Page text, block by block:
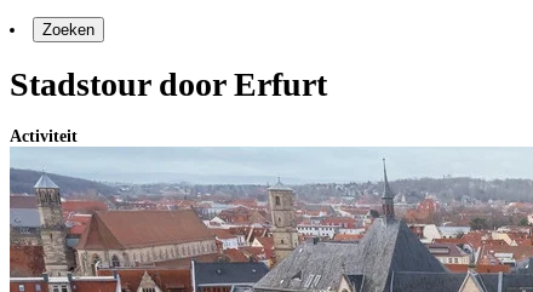
Zoeken
Stadstour door Erfurt
Activiteit